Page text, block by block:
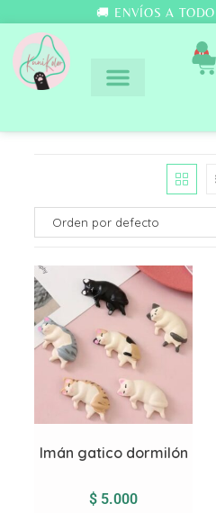
🚚 ENVÍOS A
0
Imán gatico dormilón
$ 5.000